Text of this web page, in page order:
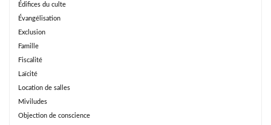
Édifices du culte
Évangélisation
Exclusion
Famille
Fiscalité
Laïcité
Location de salles
Miviludes
Objection de conscience